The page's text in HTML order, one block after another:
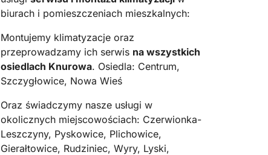
biurach i pomieszczeniach mieszkalnych:
Montujemy klimatyzacje oraz
przeprowadzamy ich serwis na wszystkich
osiedlach Knurowa. Osiedla: Centrum,
Szczygłowice, Nowa Wieś
Oraz świadczymy nasze usługi w
okolicznych miejscowościach: Czerwionka-
Leszczyny, Pyskowice, Plichowice,
Gierałtowice, Rudziniec, Wyry, Lyski,